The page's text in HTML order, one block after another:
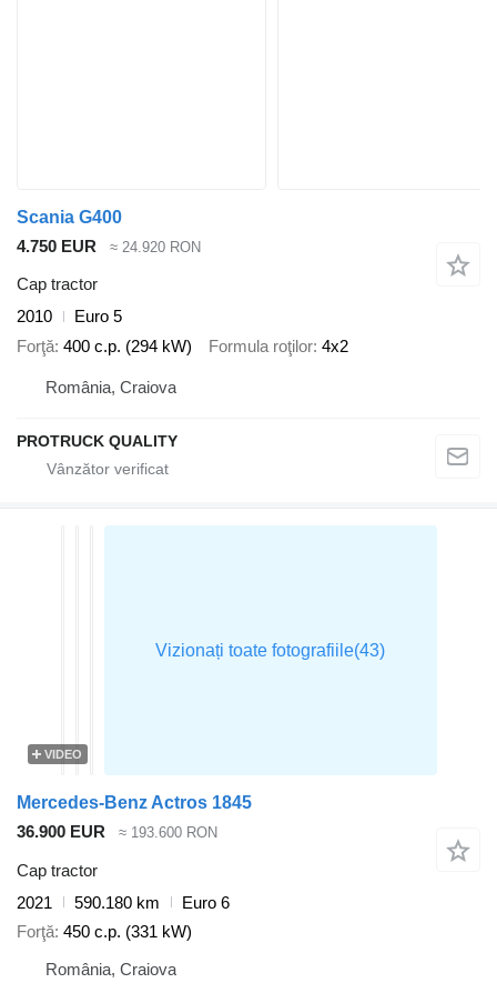
Scania G400
4.750 EUR
≈ 24.920 RON
Cap tractor
2010
Euro 5
Forţă 400 c.p. (294 kW) Formula roţilor 4x2
România, Craiova
PROTRUCK QUALITY
VIDEO
Mercedes-Benz Actros 1845
36.900 EUR
≈ 193.600 RON
Cap tractor
2021
590.180 km
Euro 6
Forţă 450 c.p. (331 kW)
România, Craiova